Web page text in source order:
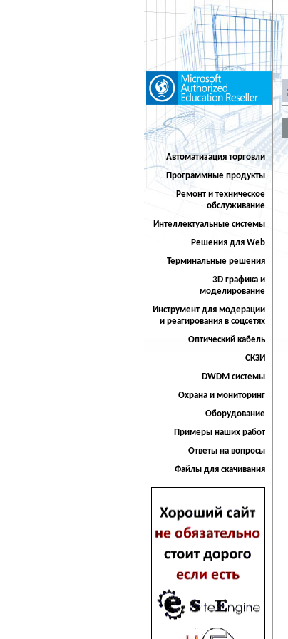
Автоматизация торговли
Программные продукты
Ремонт и техническое
обслуживание
Интеллектуальные системы
Решения для Web
Терминальные решения
3D графика и
моделирование
Инструмент для модерации
и реагирования в соцсетях
Оптический кабель
СКЗИ
DWDM системы
Охрана и мониторинг
Оборудование
Примеры наших работ
Ответы на вопросы
Файлы для скачивания